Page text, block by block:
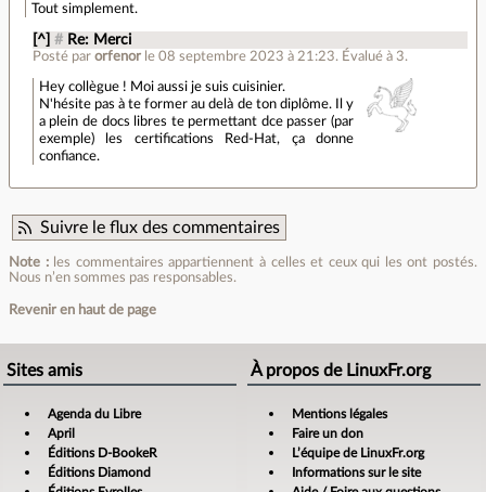
Tout simplement.
[^] # Re: Merci
Posté par orfenor le 08 septembre 2023 à 21:23. Évalué à 3.
Hey collègue ! Moi aussi je suis cuisinier.
N'hésite pas à te former au delà de ton diplôme. Il y
a plein de docs libres te permettant dce passer (par
exemple) les certifications Red-Hat, ça donne
confiance.
Suivre le flux des commentaires
Note :les commentaires appartiennent à celles et ceux qui les ont postés.
Nous n’en sommes pas responsables.
Revenir en haut de page
Sites amis
Agenda du Libre
April
Éditions D-BookeR
Éditions Diamond
À propos de LinuxFr.org
Mentions légales
Faire un don
L’équipe de LinuxFr.org
Informations sur le site